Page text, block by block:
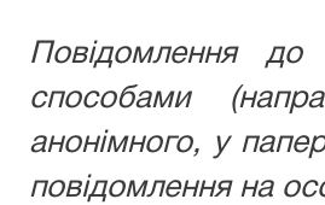
Повідомлення
способами
анонімного, у
повідомлення на